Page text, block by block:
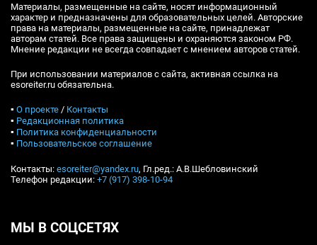
Материалы, размещенные на сайте, носят информационный
характер и предназначены для образовательных целей. Авторские
права на материалы, размещенные на сайте, принадлежат
авторам статей. Все права защищены и охраняются законом РФ.
Мнение редакции не всегда совпадает с мнением авторов статей.
При использовании материалов с сайта, активная ссылка на
esoreiter.ru обязательна.
▪ О проекте / Контакты
▪ Редакционная политика
▪ Политика конфиденциальности
▪ Пользовательское соглашение
Контакты: esoreiter@yandex.ru, Гл.ред.: А.В.Шебловинский
Телефон редакции: +7 (917) 398-10-94
МЫ В СОЦСЕТЯХ